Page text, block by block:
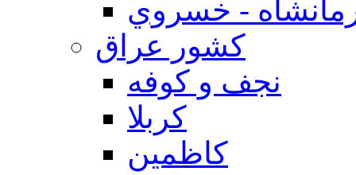
- خسروي
كشور عراق
نجف و كوفه
كربلا
كاظمين